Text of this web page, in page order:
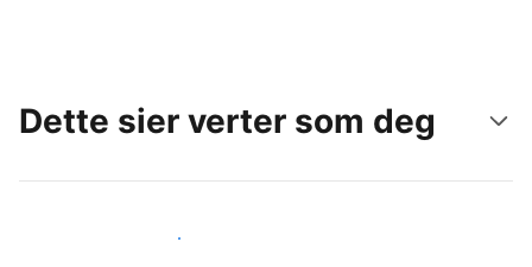
Dette sier verter som deg
Gjør som andre verter som deg